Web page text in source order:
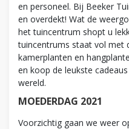
en personeel. Bij Beeker
en overdekt! Wat de
het tuincentrum shopt u
tuincentrums staat vol met
kamerplanten en
en koop de leukste
wereld.
MOEDERDAG 2021
Voorzichtig gaan we weer